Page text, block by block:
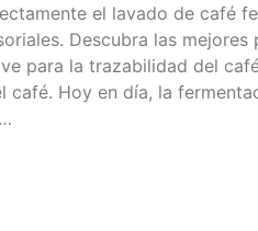
el lavado de café
Descubra las
para la trazabilidad del
café. Hoy en día, la